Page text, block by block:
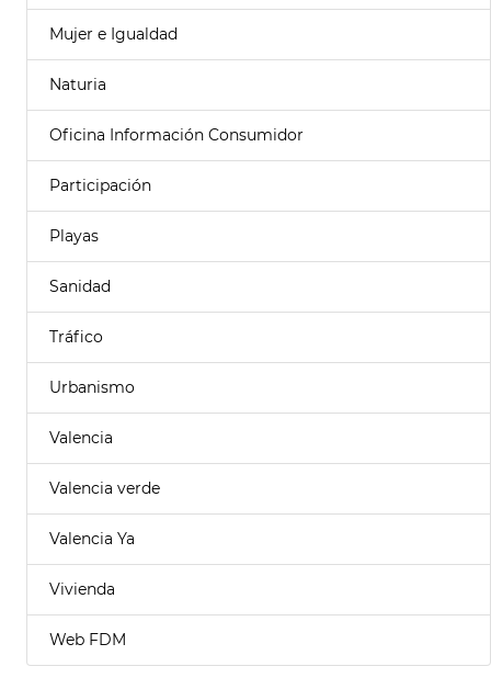
Mujer e Igualdad
Naturia
Oficina Información Consumidor
Participación
Playas
Sanidad
Tráfico
Urbanismo
Valencia
Valencia verde
Valencia Ya
Vivienda
Web FDM